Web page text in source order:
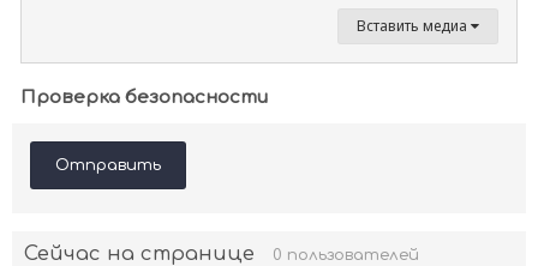
Вставить медиа
Проверка безопасности
Отправить
Сейчас на странице 0 пользователей